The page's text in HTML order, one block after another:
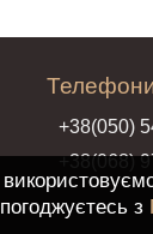
+38(050)
+38(068)
з